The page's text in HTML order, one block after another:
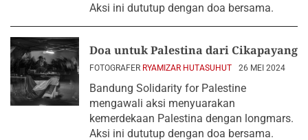
Aksi ini dututup dengan doa bersama.
Doa untuk Palestina dari Cikapayang
FOTOGRAFER RYAMIZAR HUTASUHUT 26 MEI 2024
Bandung Solidarity for Palestine
mengawali aksi menyuarakan
kemerdekaan Palestina dengan longmars.
Aksi ini dututup dengan doa bersama.